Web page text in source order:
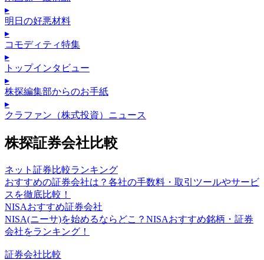
▸
明日の好悪材料
▸
コモディティ特集
▸
トップインタビュー
▸
株探編集部からのお手紙
▸
クラファン（株式投資）ニュース
株探証券会社比較
ネット証券比較ランキング
おすすめの証券会社は？各社の手数料・取引ツールやサービ
スを徹底比較！
NISAおすすめ証券会社
NISA(ニーサ)を始めるならどこ？NISAおすすめ銘柄・証券
会社をランキング！
証券会社比較